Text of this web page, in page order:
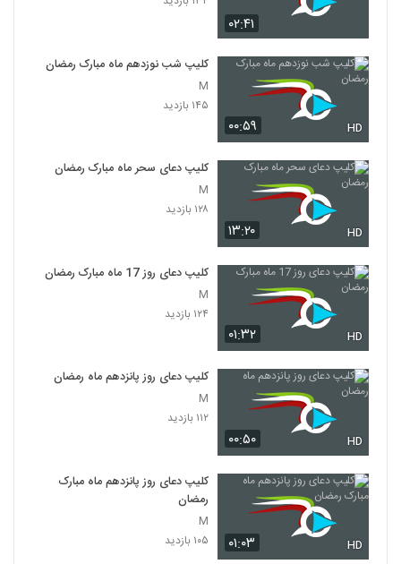
۰۲:۴۱
۰۰:۵۹ HD
کلیپ شب نوزدهم ماه مبارک رمضان
M
۱۴۵ بازدید
۱۳:۲۰ HD
کلیپ دعای سحر ماه مبارک رمضان
M
۱۲۸ بازدید
۰۱:۳۲ HD
کلیپ دعای روز 17 ماه مبارک رمضان
M
۱۲۴ بازدید
۰۰:۵۰ HD
کلیپ دعای روز پانزدهم ماه رمضان
M
۱۱۲ بازدید
۰۱:۰۳ HD
کلیپ دعای روز پانزدهم ماه مبارک
رمضان
M
۱۰۵ بازدید